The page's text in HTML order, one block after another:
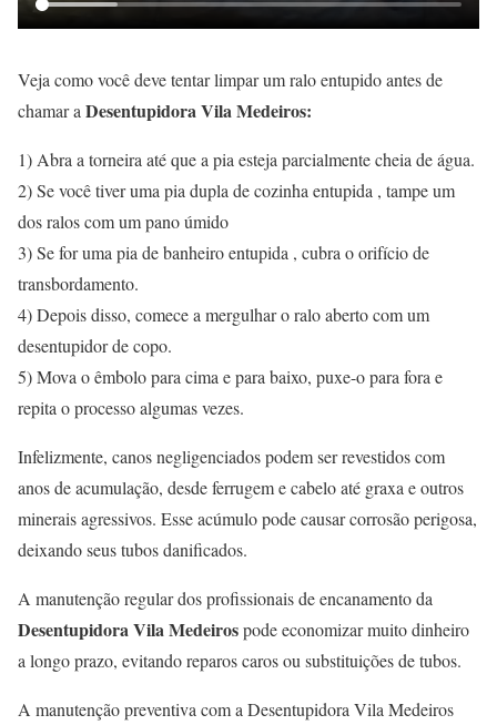
Veja como você deve tentar limpar um ralo entupido antes de
chamar aDesentupidora Vila Medeiros:
1) Abra a torneira até que a pia esteja parcialmente cheia de água.
2) Se você tiver uma pia dupla de cozinha entupida , tampe um
dos ralos com um pano úmido
3) Se for uma pia de banheiro entupida , cubra o orifício de
transbordamento.
4) Depois disso, comece a mergulhar o ralo aberto com um
desentupidor de copo.
5) Mova o êmbolo para cima e para baixo, puxe-o para fora e
repita o processo algumas vezes.
Infelizmente, canos negligenciados podem ser revestidos com
anos de acumulação, desde ferrugem e cabelo até graxa e outros
minerais agressivos. Esse acúmulo pode causar corrosão perigosa,
deixando seus tubos danificados.
A manutenção regular dos profissionais de encanamento da
Desentupidora Vila Medeirospode economizar muito dinheiro
a longo prazo, evitando reparos caros ou substituições de tubos.
A manutenção preventiva com a Desentupidora Vila Medeiros